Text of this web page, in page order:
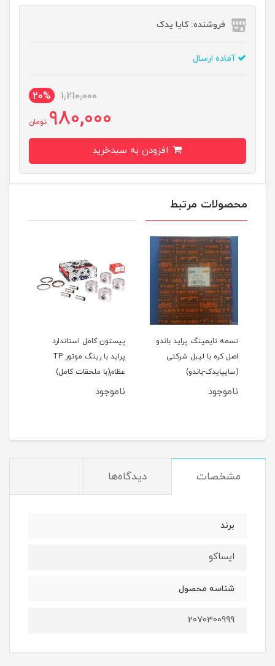
فروشنده: کایا یدک
آماده ارسال
1,210,000
20%
980,000 تومان
محصولات مرتبط
تسمه تایمینگ پراید باندو
اصل کره با لیبل شرکتی
(سایپایدک-باندو)
ناموجود
پیستون کامل استاندارد
پراید با رینگ موتور TP
عظام(با ملحقات کامل)
ناموجود
مشخصات دیدگاه‌ها
برند
ایساکو
شناسه محصول
2070300999